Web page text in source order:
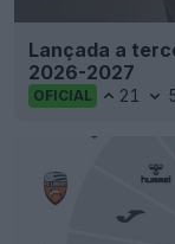
Lançada a
2026-2027
OFICIAL 21